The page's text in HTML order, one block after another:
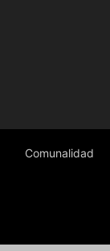
Comunalidad